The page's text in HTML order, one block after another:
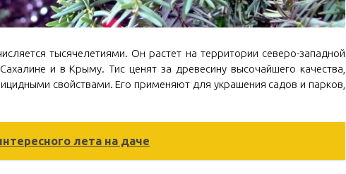
тысячелетиями. Он растет на территории северо-западной
и в Крыму. Тис ценят за древесину высочайшего качества,
свойствами. Его применяют для украшения садов и парков,
лета на даче